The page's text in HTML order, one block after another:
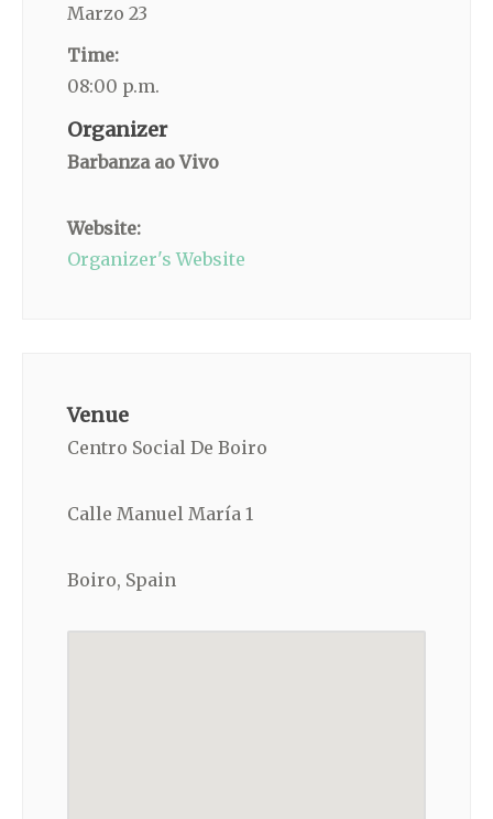
Marzo 23
Time:
08:00 p.m.
Organizer
Barbanza ao Vivo
Website:
Organizer's Website
Venue
Centro Social De Boiro
Calle Manuel María 1
Boiro, Spain